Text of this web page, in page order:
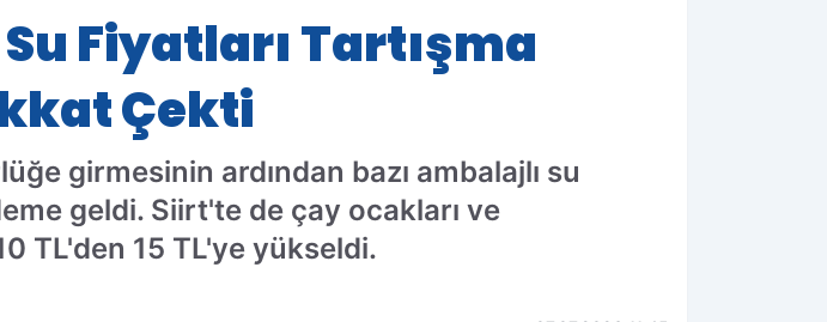
Fiyatları Tartışma
Çekti
girmesinin ardından bazı ambalajlı su
geldi. Siirt'te de çay ocakları ve
TL'den 15 TL'ye yükseldi.